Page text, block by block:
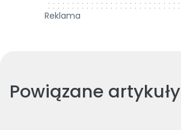
Reklama
Powiązane artykuły